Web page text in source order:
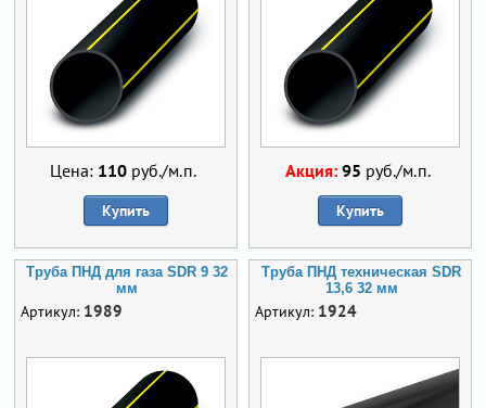
Цена: 110 руб./м.п.
Купить
Акция: 95 руб./м.п.
Купить
Труба ПНД для газа SDR 9 32
мм
Артикул: 1989
Труба ПНД техническая SDR
13,6 32 мм
Артикул: 1924